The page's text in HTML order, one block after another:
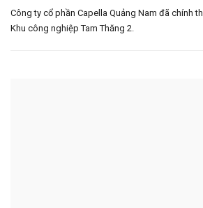
Công ty cổ phần Capella Quảng Nam đã chính
Khu công nghiệp Tam Thăng 2.